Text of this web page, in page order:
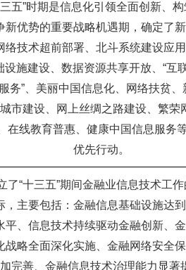
五”时期是信息化引领全面创新、构
新优势的重要战略机遇期，确定了
络技术超前部署、北斗系统建设应
设施建设、数据资源共享开放、 “互
务”、美丽中国信息化、网络扶贫、
市建设、网上丝绸之路建设、繁荣
在线教育普惠、健康中国信息服务
优先行动。
了“十三五”期间金融业信息技术工作
，主要包括：金融信息基础设施达
平、信息技术持续驱动金融创新、
战略全面深化实施、金融网络安全
完善、金融信息技术治理能力显著